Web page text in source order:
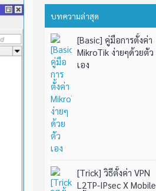
บทความล่าสุด
[Basic] คู่มือการตั้งค่า
MikroTik ง่ายๆด้วยตัว
เอง
[Trick] วิธีตั้งค่า VPN
L2TP-IPsec X Mobile